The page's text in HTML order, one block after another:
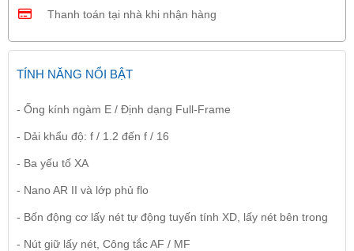
Thanh toán tại nhà khi nhận hàng
TÍNH NĂNG NỔI BẬT
- Ống kính ngàm E / Định dạng Full-Frame
- Dải khẩu độ: f / 1.2 đến f / 16
- Ba yếu tố XA
- Nano AR II và lớp phủ flo
- Bốn động cơ lấy nét tự động tuyến tính XD, lấy nét bên trong
- Nút giữ lấy nét, Công tắc AF / MF